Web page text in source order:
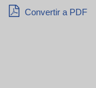
Convertir a PDF